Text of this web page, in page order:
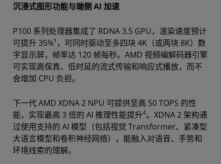
沉浸式图形功能与端侧 AI 加速
P100 系列处理器集成了 RDNA 3.5 GPU，渲染速度预计
可提升 35%¹，可同时驱动至多四块 4K（或两块 8K）数
字显示屏，帧率达 120 帧每秒。AMD 视频编解码器引擎
可实现高保真、低时延的流式传输和响应式播放，而不
会增加 CPU 负担。
下一代 AMD XDNA 2 NPU 可提供至高 50 TOPS 的性
能，实现最高 3 倍的 AI 推理性能提升4。XDNA 2 架构通
过使用支持的 AI 模型（包括视觉 Transformer、紧凑型
大语言模型和卷积神经网络），能融入对语音、手势和
环境线索的理解。